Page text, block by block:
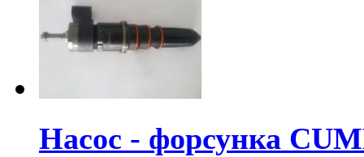
Насос - форсунка